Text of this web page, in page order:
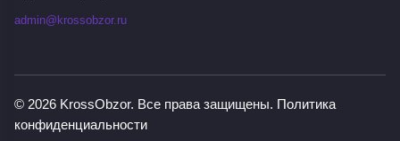
admin@krossobzor.ru
© 2026 KrossObzor. Все права защищены. Политика
конфиденциальности